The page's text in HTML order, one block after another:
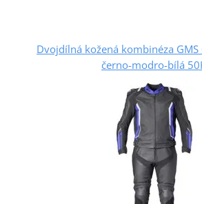
Dvojdílná kožená kombinéza GMS
černo-modro-bílá